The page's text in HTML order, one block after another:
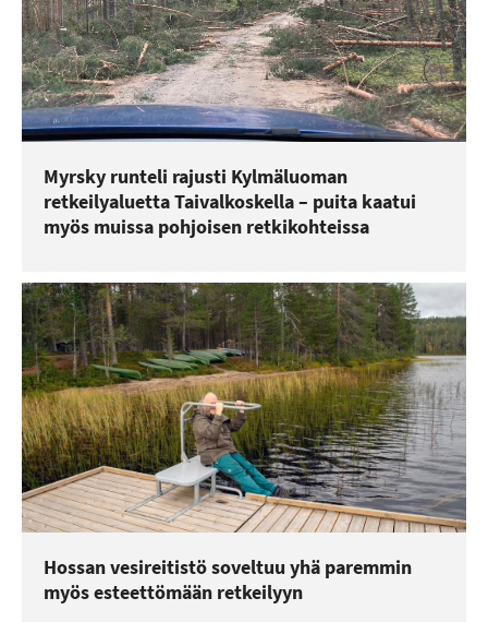
Myrsky runteli rajusti Kylmäluoman
retkeilyaluetta Taivalkoskella – puita kaatui
myös muissa pohjoisen retkikohteissa
Hossan vesireitistö soveltuu yhä paremmin
myös esteettömään retkeilyyn